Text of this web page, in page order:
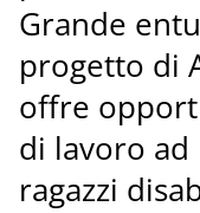
Grande
progetto di
offre
di lavoro
ragazzi